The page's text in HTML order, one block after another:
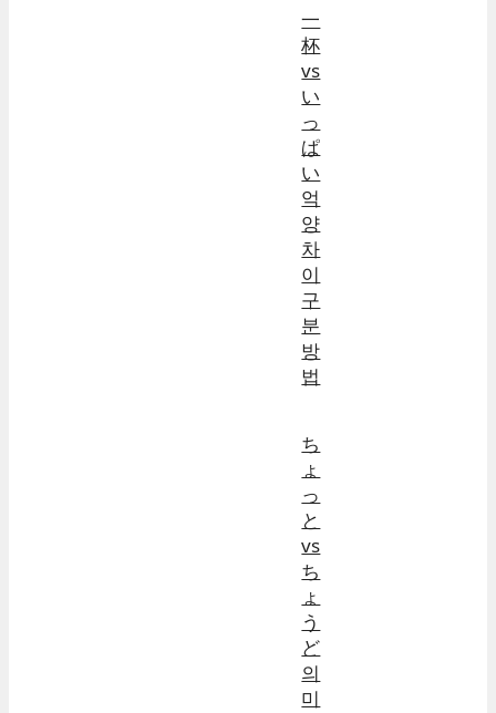
一
杯
vs
い
っ
ぱ
い
억
양
차
이
구
분
방
법
ち
ょ
っ
と
vs
ち
ょ
う
ど
의
미